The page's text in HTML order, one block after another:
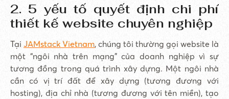
2. 5 yếu tố quyết định chi phí
thiết kế website chuyên nghiệp
Tại JAMstack Vietnam, chúng tôi thường gọi website là
một “ngôi nhà trên mạng” của doanh nghiệp vì sự
tương đồng trong quá trình xây dựng. Một ngôi nhà
cần có vị trí đất để xây dựng (tương đương với
hosting), địa chỉ nhà (tương đương với tên miền), tạo